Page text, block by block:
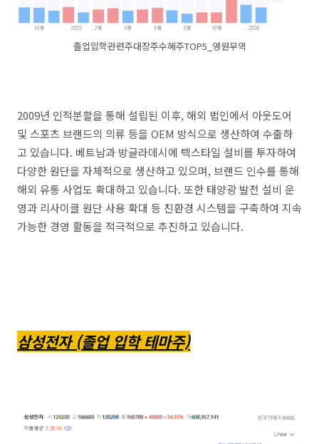
졸업입학관련주대장주수혜주TOP5_영원무역
2009년 인적분할을 통해 설립된 이후, 해외 법인에서 아웃도어
및 스포츠 브랜드의 의류 등을 OEM 방식으로 생산하여 수출하
고 있습니다. 베트남과 방글라데시에 텍스타일 설비를 투자하여
다양한 원단을 자체적으로 생산하고 있으며, 브랜드 인수를 통해
해외 유통 사업도 확대하고 있습니다. 또한 태양광 발전 설비 운
영과 리사이클 원단 사용 확대 등 친환경 시스템을 구축하여 지속
가능한 경영 활동을 적극적으로 추진하고 있습니다.
삼성전자 (졸업 입학 테마주)